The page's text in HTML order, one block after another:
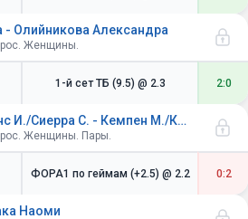
Олийникова Александра
Женщины.
1-й сет ТБ (9.5) @ 2.3 2:0
Гамарра Мартинс И./Сиерра С. - Кемпен М./Клепач А.
Женщины. Пары.
ФОРА1 по геймам (+2.5) @ 2.2 0:2
Наоми